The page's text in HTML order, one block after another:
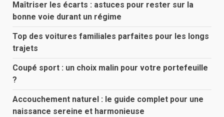
Maîtriser les écarts : astuces pour rester sur la
bonne voie durant un régime
Top des voitures familiales parfaites pour les longs
trajets
Coupé sport : un choix malin pour votre portefeuille
?
Accouchement naturel : le guide complet pour une
naissance sereine et harmonieuse